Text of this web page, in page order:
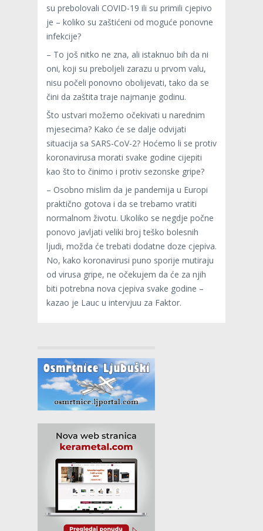
su prebolovali COVID-19 ili su primili cjepivo
je – koliko su zaštićeni od moguće ponovne
infekcije?
– To još nitko ne zna, ali istaknuo bih da ni
oni, koji su preboljeli zarazu u prvom valu,
nisu počeli ponovno obolijevati, tako da se
čini da zaštita traje najmanje godinu.
Što ustvari možemo očekivati u narednim
mjesecima? Kako će se dalje odvijati
situacija sa SARS-CoV-2? Hoćemo li se protiv
koronavirusa morati svake godine cijepiti
kao što to činimo i protiv sezonske gripe?
– Osobno mislim da je pandemija u Europi
praktično gotova i da se trebamo vratiti
normalnom životu. Ukoliko se negdje počne
ponovo javljati veliki broj teško bolesnih
ljudi, možda će trebati dodatne doze cjepiva.
No, kako koronavirusi puno sporije mutiraju
od virusa gripe, ne očekujem da će za njih
biti potrebna nova cjepiva svake godine –
kazao je Lauc u intervjuu za Faktor.